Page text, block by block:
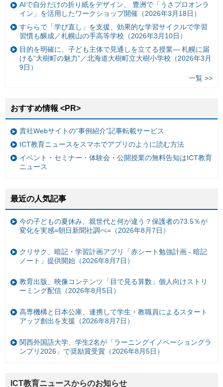
AIで自分だけの折り紙をデザイン、 豊洲で「うさプロオンラ
イン」を活用したワークショップ開催（2026年3月18日）
すららで「学び直し」を支援、効果的な学習サイクルで学習
習慣も醸成／札幌山の手高等学校（2026年3月10日）
目的を明確に、子ども主体で見通しを立てる授業— 札幌に届
ける“大樹町の魅力”／北海道大樹町立大樹小学校（2026年3月
9日）
一覧 >>
おすすめ情報 <PR>
貴社Webサイトの“事例紹介”記事転載サービス
ICT教育ニュースをスマホでアプリのように読む方法
イベント・セミナー・体験会・公開授業の無料告知はICT教育
ニュース
最近の人気記事
今の子どもの夏休み、親世代と何が違う？保護者の73.5％が
変化を実感=朝日新聞社調べ=（2026年8月7日）
クリサク、暗記・学習計画アプリ「赤シート勉強計画 - 暗記
ノート」提供開始（2026年8月7日）
教育出版、映像コンテンツ「目で見る算数」個人向けストリ
ーミング配信（2026年8月5日）
高専機構と日本公庫、連携して学生・教職員によるスタート
アップ創出を支援（2026年8月7日）
関西外国語大学、学生2名が「ラーニングイノベーショングラ
ンプリ2026」で奨励賞受賞（2026年8月5日）
ICT教育ニュースからのお知らせ